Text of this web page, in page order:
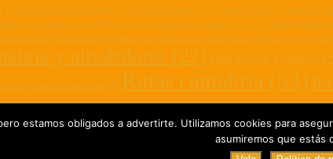
Acantilados de Pimiango (4) Cantabria burgalesa (3) cantabria rural (3) Centro de
en Castilla León (4) Lugares con encanto en Castilla Leon (3) Lugares
del Indiano Colombres (4) Necrópolis visigoda en valderredible (3) Que ver cerca de
y alrededores (22) Que ver en el limite
restos romanos cantabria (4) Rutas cantabria (33)
(6) Visitas cerca de Santander
estamos obligados a advertirte. Utilizamos cookies para
asumiremos que estás